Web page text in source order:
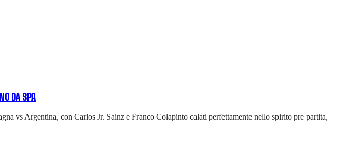
DA SPA
vs Argentina, con Carlos Jr. Sainz e Franco Colapinto calati perfettamente nello spirito pre partita,